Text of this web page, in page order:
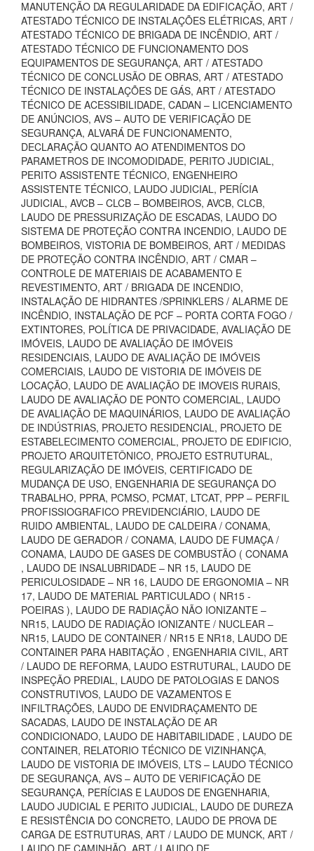
MANUTENÇÃO DA REGULARIDADE DA EDIFICAÇÃO, ART /
ATESTADO TÉCNICO DE INSTALAÇÕES ELÉTRICAS, ART /
ATESTADO TÉCNICO DE BRIGADA DE INCÊNDIO, ART /
ATESTADO TÉCNICO DE FUNCIONAMENTO DOS
EQUIPAMENTOS DE SEGURANÇA, ART / ATESTADO
TÉCNICO DE CONCLUSÃO DE OBRAS, ART / ATESTADO
TÉCNICO DE INSTALAÇÕES DE GÁS, ART / ATESTADO
TÉCNICO DE ACESSIBILIDADE, CADAN – LICENCIAMENTO
DE ANÚNCIOS, AVS – AUTO DE VERIFICAÇÃO DE
SEGURANÇA, ALVARÁ DE FUNCIONAMENTO,
DECLARAÇÃO QUANTO AO ATENDIMENTOS DO
PARAMETROS DE INCOMODIDADE, PERITO JUDICIAL,
PERITO ASSISTENTE TÉCNICO, ENGENHEIRO
ASSISTENTE TÉCNICO, LAUDO JUDICIAL, PERÍCIA
JUDICIAL, AVCB – CLCB – BOMBEIROS, AVCB, CLCB,
LAUDO DE PRESSURIZAÇÃO DE ESCADAS, LAUDO DO
SISTEMA DE PROTEÇÃO CONTRA INCENDIO, LAUDO DE
BOMBEIROS, VISTORIA DE BOMBEIROS, ART / MEDIDAS
DE PROTEÇÃO CONTRA INCÊNDIO, ART / CMAR –
CONTROLE DE MATERIAIS DE ACABAMENTO E
REVESTIMENTO, ART / BRIGADA DE INCENDIO,
INSTALAÇÃO DE HIDRANTES /SPRINKLERS / ALARME DE
INCÊNDIO, INSTALAÇÃO DE PCF – PORTA CORTA FOGO /
EXTINTORES, POLÍTICA DE PRIVACIDADE, AVALIAÇÃO DE
IMÓVEIS, LAUDO DE AVALIAÇÃO DE IMÓVEIS
RESIDENCIAIS, LAUDO DE AVALIAÇÃO DE IMÓVEIS
COMERCIAIS, LAUDO DE VISTORIA DE IMÓVEIS DE
LOCAÇÃO, LAUDO DE AVALIAÇÃO DE IMOVEIS RURAIS,
LAUDO DE AVALIAÇÃO DE PONTO COMERCIAL, LAUDO
DE AVALIAÇÃO DE MAQUINÁRIOS, LAUDO DE AVALIAÇÃO
DE INDÚSTRIAS, PROJETO RESIDENCIAL, PROJETO DE
ESTABELECIMENTO COMERCIAL, PROJETO DE EDIFICIO,
PROJETO ARQUITETÔNICO, PROJETO ESTRUTURAL,
REGULARIZAÇÃO DE IMÓVEIS, CERTIFICADO DE
MUDANÇA DE USO, ENGENHARIA DE SEGURANÇA DO
TRABALHO, PPRA, PCMSO, PCMAT, LTCAT, PPP – PERFIL
PROFISSIOGRAFICO PREVIDENCIÁRIO, LAUDO DE
RUIDO AMBIENTAL, LAUDO DE CALDEIRA / CONAMA,
LAUDO DE GERADOR / CONAMA, LAUDO DE FUMAÇA /
CONAMA, LAUDO DE GASES DE COMBUSTÃO ( CONAMA
, LAUDO DE INSALUBRIDADE – NR 15, LAUDO DE
PERICULOSIDADE – NR 16, LAUDO DE ERGONOMIA – NR
17, LAUDO DE MATERIAL PARTICULADO ( NR15 -
POEIRAS ), LAUDO DE RADIAÇÃO NÃO IONIZANTE –
NR15, LAUDO DE RADIAÇÃO IONIZANTE / NUCLEAR –
NR15, LAUDO DE CONTAINER / NR15 E NR18, LAUDO DE
CONTAINER PARA HABITAÇÃO , ENGENHARIA CIVIL, ART
/ LAUDO DE REFORMA, LAUDO ESTRUTURAL, LAUDO DE
INSPEÇÃO PREDIAL, LAUDO DE PATOLOGIAS E DANOS
CONSTRUTIVOS, LAUDO DE VAZAMENTOS E
INFILTRAÇÕES, LAUDO DE ENVIDRAÇAMENTO DE
SACADAS, LAUDO DE INSTALAÇÃO DE AR
CONDICIONADO, LAUDO DE HABITABILIDADE , LAUDO DE
CONTAINER, RELATORIO TÉCNICO DE VIZINHANÇA,
LAUDO DE VISTORIA DE IMÓVEIS, LTS – LAUDO TÉCNICO
DE SEGURANÇA, AVS – AUTO DE VERIFICAÇÃO DE
SEGURANÇA, PERÍCIAS E LAUDOS DE ENGENHARIA,
LAUDO JUDICIAL E PERITO JUDICIAL, LAUDO DE DUREZA
E RESISTÊNCIA DO CONCRETO, LAUDO DE PROVA DE
CARGA DE ESTRUTURAS, ART / LAUDO DE MUNCK, ART /
LAUDO DE CAMINHÃO, ART / LAUDO DE